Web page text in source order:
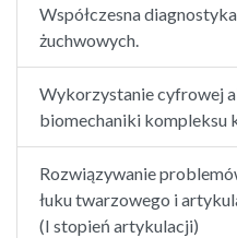
Współczesna
żuchwowych.
Wykorzystanie cyfrowej
biomechaniki kompleksu
Rozwiązywanie
łuku twarzowego i
(I stopień artykulacji)